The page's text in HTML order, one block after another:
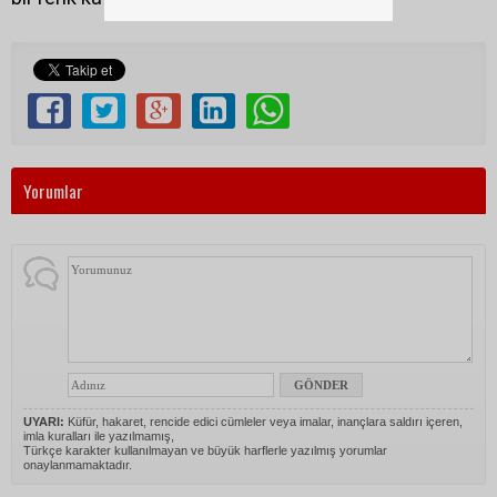
Yorumlar
UYARI: Küfür, hakaret, rencide edici cümleler veya imalar, inançlara saldırı içeren,
imla kuralları ile yazılmamış,
Türkçe karakter kullanılmayan ve büyük harflerle yazılmış yorumlar
onaylanmamaktadır.